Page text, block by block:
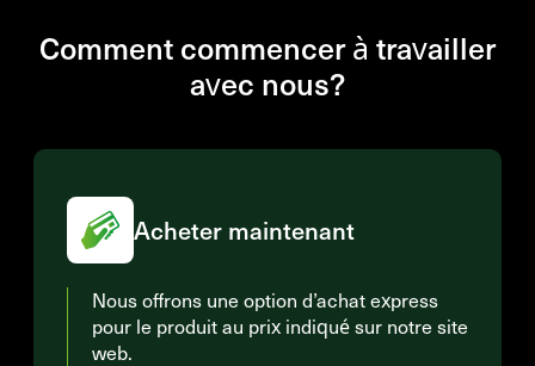
Comment commencer à travailler
avec nous?
Acheter maintenant
Nous offrons une option d’achat express
pour le produit au prix indiqué sur notre site
web.